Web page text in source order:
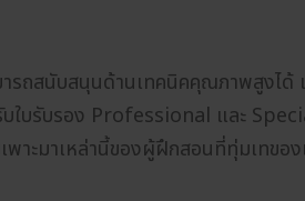
รถสนับสนุนด้านเทคนิคคุณภาพสูงได้
บใบรับรอง Professional และ
ะมาเหล่านี้ของผู้ฝึกสอนที่ทุ่มเทของ